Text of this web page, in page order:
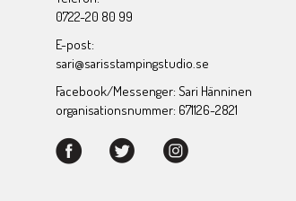
0722-20 80 99
E-post:
sari@sarisstampingstudio.se
Facebook/Messenger: Sari Hänninen
organisationsnummer: 671126-2821